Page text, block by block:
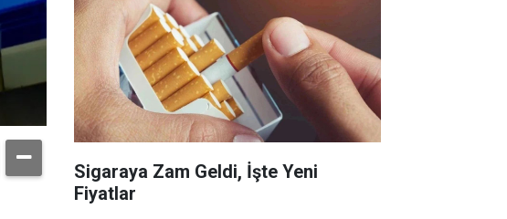
Sigaraya Zam Geldi, İşte Yeni
Fiyatlar